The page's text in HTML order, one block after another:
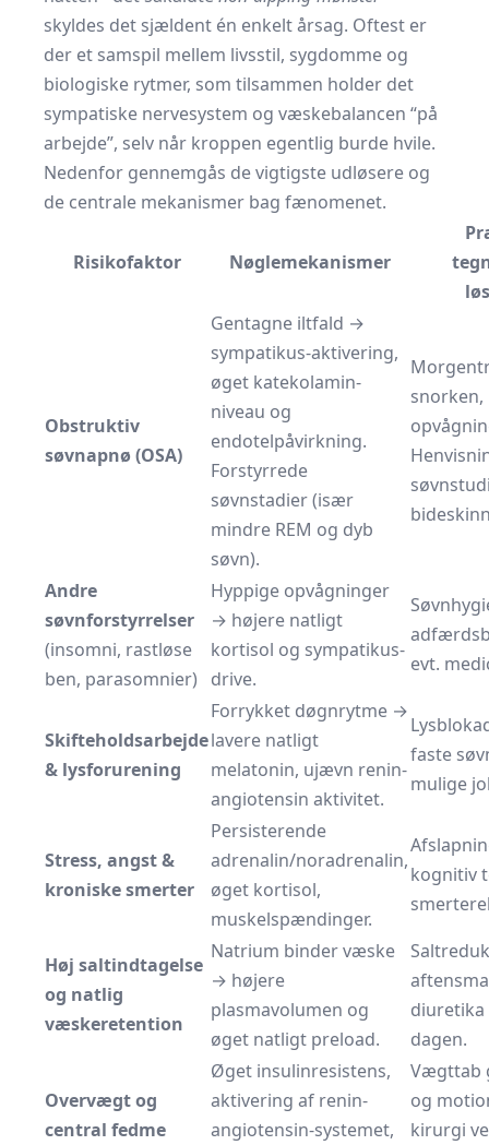
skyldes det sjældent én enkelt årsag. Oftest er
der et samspil mellem livsstil, sygdomme og
biologiske rytmer, som tilsammen holder det
sympatiske nervesystem og væskebalancen “på
arbejde”, selv når kroppen egentlig burde hvile.
Nedenfor gennemgås de vigtigste udløsere og
de centrale mekanismer bag fænomenet.
Risikofaktor Nøglemekanismer
Obstruktiv
søvnapnø (OSA)
Gentagne iltfald →
sympatikus-aktivering,
øget katekolamin-
niveau og
endotelpåvirkning.
Forstyrrede
søvnstadier (især
mindre REM og dyb
søvn).
Andre
søvnforstyrrelser
(insomni, rastløse
ben, parasomnier)
Hyppige opvågninger
→ højere natligt
kortisol og sympatikus-
drive.
evt.
Skifteholdsarbejde
& lysforurening
Forrykket døgnrytme →
lavere natligt
melatonin, ujævn renin-
angiotensin aktivitet.
faste
mulige
Stress, angst &
kroniske smerter
Persisterende
adrenalin/noradrenalin,
øget kortisol,
muskelspændinger.
kognitiv
Høj saltindtagelse
og natlig
væskeretention
Natrium binder væske
→ højere
plasmavolumen og
øget natligt preload.
dagen.
Overvægt og
central fedme
Øget insulinresistens,
aktivering af renin-
angiotensin-systemet,
Vægttab
og
kirurgi